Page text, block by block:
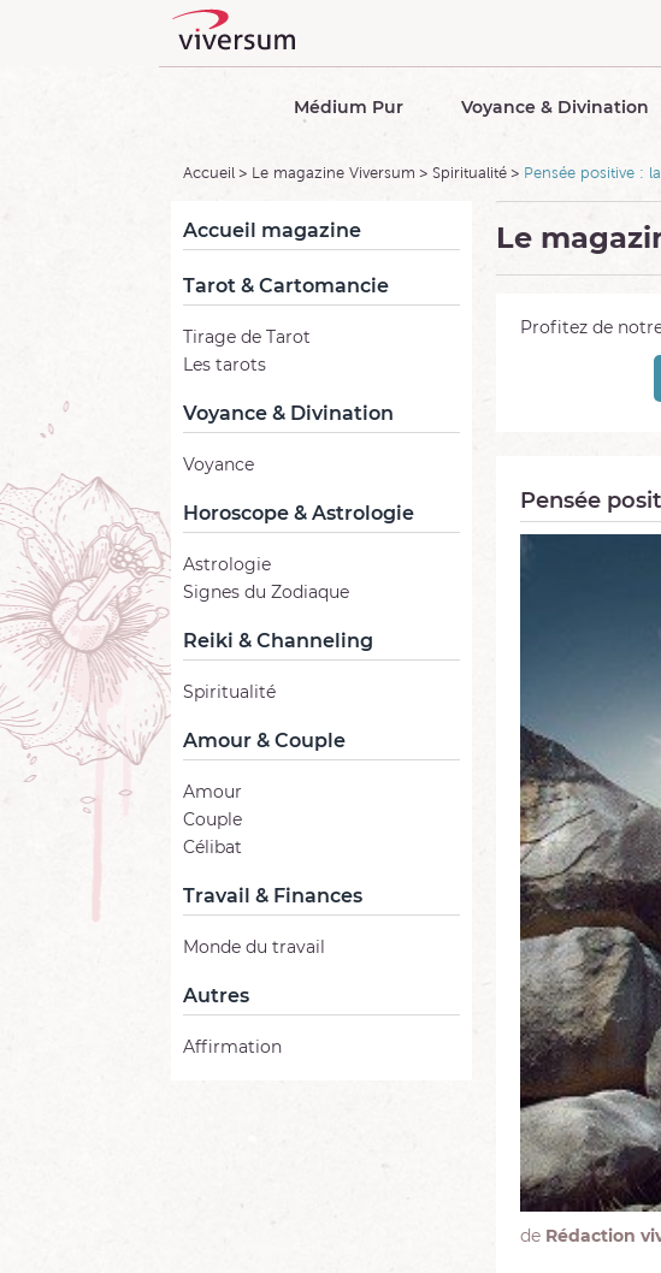
Médium Pur Voyance & Divination
Accueil Le magazine Viversum Spiritualité Pensée positive :
Accueil magazine
Tarot & Cartomancie
Tirage de Tarot
Les tarots
Voyance & Divination
Voyance
Horoscope & Astrologie
Astrologie
Signes du Zodiaque
Reiki & Channeling
Spiritualité
Amour & Couple
Amour
Couple
Célibat
Travail & Finances
Monde du travail
Autres
Affirmation
Le
Profitez de
Pensée
de Rédaction